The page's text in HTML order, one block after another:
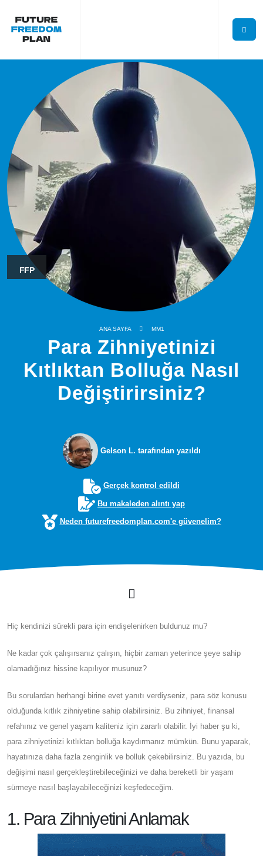
FFP
ANA SAYFA MM1
Para Zihniyetinizi
Kıtlıktan Bolluğa Nasıl
Değiştirirsiniz?
Gelson L. tarafından yazıldı
Gerçek kontrol edildi
Bu makaleden alıntı yap
Neden futurefreedomplan.com'e güvenelim?
Hiç kendinizi sürekli para için endişelenirken buldunuz mu?
Ne kadar çok çalışırsanız çalışın, hiçbir zaman yeterince şeye sahip
olamadığınız hissine kapılıyor musunuz?
Bu sorulardan herhangi birine evet yanıtı verdiyseniz, para söz konusu
olduğunda kıtlık zihniyetine sahip olabilirsiniz. Bu zihniyet, finansal
refahınız ve genel yaşam kaliteniz için zararlı olabilir. İyi haber şu ki,
para zihniyetinizi kıtlıktan bolluğa kaydırmanız mümkün. Bunu yaparak,
hayatınıza daha fazla zenginlik ve bolluk çekebilirsiniz. Bu yazıda, bu
değişimi nasıl gerçekleştirebileceğinizi ve daha bereketli bir yaşam
sürmeye nasıl başlayabileceğinizi keşfedeceğim.
1. Para Zihniyetini Anlamak